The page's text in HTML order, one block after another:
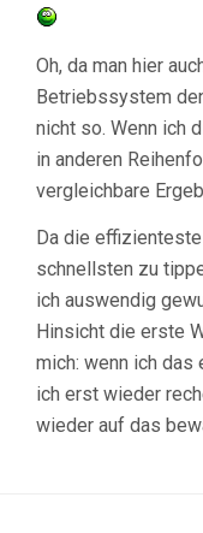
Oh, da man hier
Betriebssystem
nicht so. Wenn ich
in anderen
vergleichbare
Da die
schnellsten zu
ich auswendig
Hinsicht die erste
mich: wenn ich das
ich erst wieder
wieder auf das